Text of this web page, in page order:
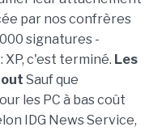
par nos confrères
signatures -
c'est terminé. Les
Sauf que
les PC à bas coût
IDG News Service,